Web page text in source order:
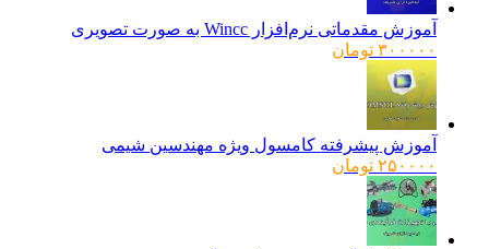
آموزش مقدماتی نرم‌افزار Wincc به صورت تصویری
۳۰۰۰۰۰ تومان
آموزش پیشرفته کامسول ویژه مهندسین شیمی
۲۵۰۰۰۰ تومان